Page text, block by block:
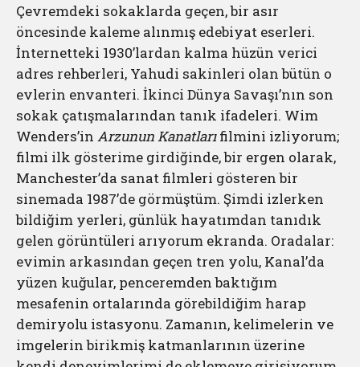
Çevremdeki sokaklarda geçen, bir asır
öncesinde kaleme alınmış edebiyat eserleri.
İnternetteki 1930’lardan kalma hüzün verici
adres rehberleri, Yahudi sakinleri olan bütün o
evlerin envanteri. İkinci Dünya Savaşı’nın son
sokak çatışmalarından tanık ifadeleri. Wim
Wenders’in Arzunun Kanatlarıfilmini izliyorum;
filmi ilk gösterime girdiğinde, bir ergen olarak,
Manchester’da sanat filmleri gösteren bir
sinemada 1987’de görmüştüm. Şimdi izlerken
bildiğim yerleri, günlük hayatımdan tanıdık
gelen görüntüleri arıyorum ekranda. Oradalar:
evimin arkasından geçen tren yolu, Kanal’da
yüzen kuğular, penceremden baktığım
mesafenin ortalarında görebildiğim harap
demiryolu istasyonu. Zamanın, kelimelerin ve
imgelerin birikmiş katmanlarının üzerine